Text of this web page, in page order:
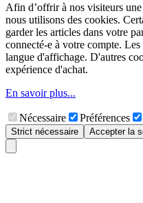
Afin d’offrir à nos visiteurs
nous utilisons des cookies.
garder les articles dans votre
connecté-e à votre compte.
langue d'affichage. D'autres
expérience d'achat.
En savoir plus...
Nécessaire Préférences
Strict nécessaire Accepter la